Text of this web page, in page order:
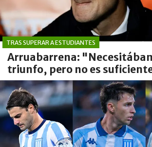
TRAS SUPERAR A ESTUDIANTES
Arruabarrena:
triunfo, pero no es